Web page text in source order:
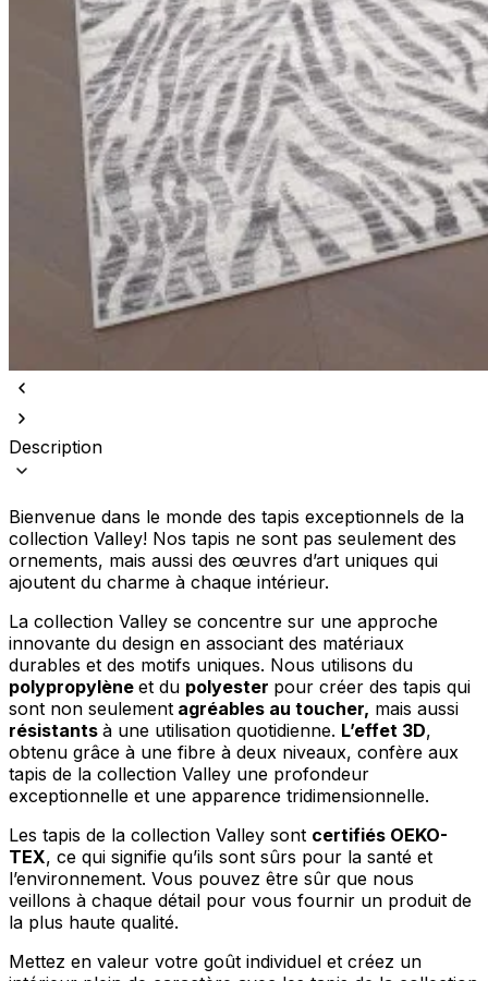
Description
Bienvenue dans le monde des tapis exceptionnels de la
collection Valley! Nos tapis ne sont pas seulement des
ornements, mais aussi des œuvres d’art uniques qui
ajoutent du charme à chaque intérieur.
La collection Valley se concentre sur une approche
innovante du design en associant des matériaux
durables et des motifs uniques. Nous utilisons du
polypropylène et du polyester pour créer des tapis qui
sont non seulement agréables au toucher, mais aussi
résistants à une utilisation quotidienne. L’effet 3D,
obtenu grâce à une fibre à deux niveaux, confère aux
tapis de la collection Valley une profondeur
exceptionnelle et une apparence tridimensionnelle.
Les tapis de la collection Valley sont certifiés OEKO-
TEX, ce qui signifie qu’ils sont sûrs pour la santé et
l’environnement. Vous pouvez être sûr que nous
veillons à chaque détail pour vous fournir un produit de
la plus haute qualité.
Mettez en valeur votre goût individuel et créez un